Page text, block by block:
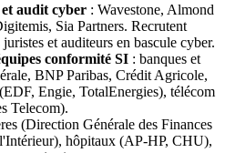
et audit cyber : Wavestone, Almond
Sia Partners. Recrutent
et auditeurs en bascule cyber.
conformité SI : banques et
BNP Paribas, Crédit Agricole,
Engie, TotalEnergies), télécom
Telecom).
(Direction Générale des Finances
hôpitaux (AP-HP, CHU),